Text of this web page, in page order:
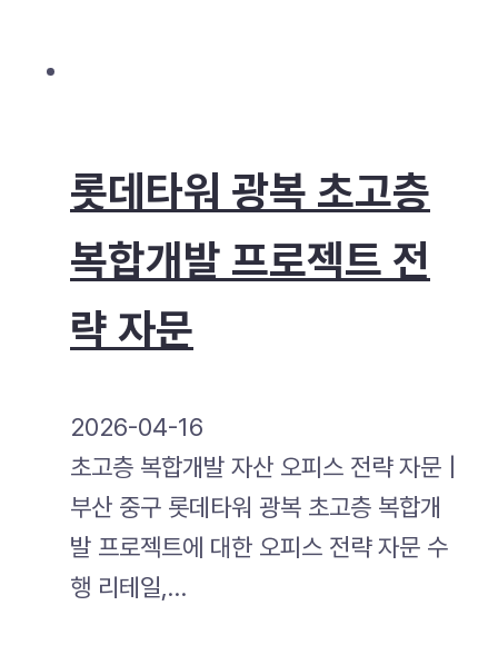
롯데타워 광복 초고층
복합개발 프로젝트 전
략 자문
2026-04-16
초고층 복합개발 자산 오피스 전략 자문 |
부산 중구 롯데타워 광복 초고층 복합개
발 프로젝트에 대한 오피스 전략 자문 수
행 리테일,…